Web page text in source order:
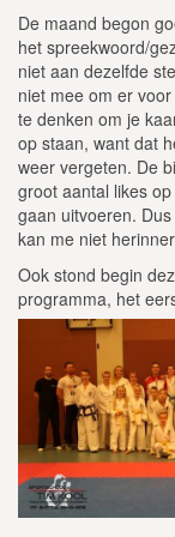
De maand begon
het spreekwoord/
niet aan dezelfde
niet mee om er
te denken om je
op staan, want dat
weer vergeten. De
groot aantal likes
gaan uitvoeren.
kan me niet
Ook stond begin
programma, het